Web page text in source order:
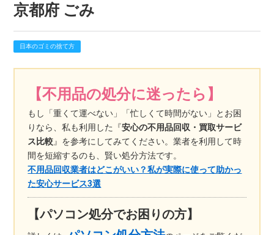
京都府 ごみ
日本のゴミの捨て方
【不用品の処分に迷ったら】
もし「重くて運べない」「忙しくて時間がない」とお困
りなら、私も利用した『安心の不用品回収・買取サービ
ス比較』を参考にしてみてください。業者を利用して時
間を短縮するのも、賢い処分方法です。
不用品回収業者はどこがいい？私が実際に使って助かっ
た安心サービス3選
【パソコン処分でお困りの方】